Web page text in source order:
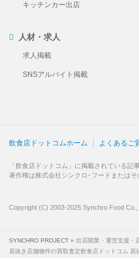
キッチンカー出店
人材・求人
求人掲載
SNSアルバイト掲載
飲食店ドットコムホーム よくあるご
「飲食店ドットコム」に掲載されている記
著作権は株式会社シンクロ･フードまたはそ
Copyright (C) 2003-2025 Synchro Food Co.,
SYNCHRO PROJECT » 出店開業・運営支援・
居抜き店舗物件の買取査定飲食店ドットコム 居